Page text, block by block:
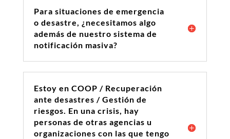
Para situaciones de emergencia
o desastre, ¿necesitamos algo
además de nuestro sistema de
notificación masiva?
Estoy en COOP / Recuperación
ante desastres / Gestión de
riesgos. En una crisis, hay
personas de otras agencias u
organizaciones con las que tengo